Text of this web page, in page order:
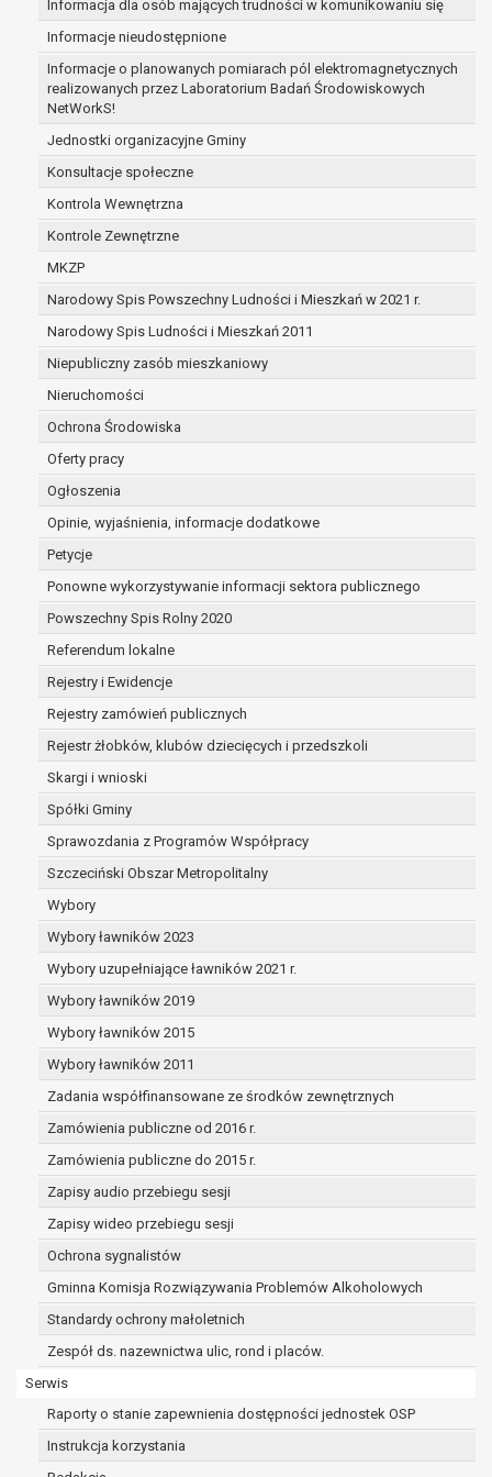
Informacja dla osób mających trudności w komunikowaniu się
Informacje nieudostępnione
Informacje o planowanych pomiarach pól elektromagnetycznych
realizowanych przez Laboratorium Badań Środowiskowych
NetWorkS!
Jednostki organizacyjne Gminy
Konsultacje społeczne
Kontrola Wewnętrzna
Kontrole Zewnętrzne
MKZP
Narodowy Spis Powszechny Ludności i Mieszkań w 2021 r.
Narodowy Spis Ludności i Mieszkań 2011
Niepubliczny zasób mieszkaniowy
Nieruchomości
Ochrona Środowiska
Oferty pracy
Ogłoszenia
Opinie, wyjaśnienia, informacje dodatkowe
Petycje
Ponowne wykorzystywanie informacji sektora publicznego
Powszechny Spis Rolny 2020
Referendum lokalne
Rejestry i Ewidencje
Rejestry zamówień publicznych
Rejestr żłobków, klubów dziecięcych i przedszkoli
Skargi i wnioski
Spółki Gminy
Sprawozdania z Programów Współpracy
Szczeciński Obszar Metropolitalny
Wybory
Wybory ławników 2023
Wybory uzupełniające ławników 2021 r.
Wybory ławników 2019
Wybory ławników 2015
Wybory ławników 2011
Zadania współfinansowane ze środków zewnętrznych
Zamówienia publiczne od 2016 r.
Zamówienia publiczne do 2015 r.
Zapisy audio przebiegu sesji
Zapisy wideo przebiegu sesji
Ochrona sygnalistów
Gminna Komisja Rozwiązywania Problemów Alkoholowych
Standardy ochrony małoletnich
Zespół ds. nazewnictwa ulic, rond i placów.
Serwis
Raporty o stanie zapewnienia dostępności jednostek OSP
Instrukcja korzystania
zabezpieczenia ewentualnych roszczeń, a w
przypadku wyrażenia zgody na przetwarzanie
danych po zakończeniu i rozliczeniu umowy, do
czasu wycofania tej zgody.
Ponadto w przypadku umów o dofinansowanie
dane osobowe od momentu pozyskania
przechowywane są przez okres wynikający z
umowy o dofinansowanie zawartej między
beneficjentem a określoną instytucją, trwałości
danego projektu i konieczności zachowania
dokumentacji projektu do celów kontrolnych.
W związku z przetwarzaniem przez
administratora danych osobowych przysługuje
Pani/Panu:
prawo dostępu do treści danych oraz
otrzymywania ich kopii na podstawie art. 15
RODO;
prawo do żądania sprostowania danych na
w przypadku gdy:
dane są nieprawidłowe lub
niekompletne;
osobowych (tzw. prawo do bycia
zapomnianym) na podstawie art. 17 RODO,
w przypadku gdy:
dane nie są już niezbędne do celów,
sposób przetwarzane,
osoba, której dane dotyczą, wniosła
sprzeciw wobec przetwarzania
osoba, której dane dotyczą wycofała
osobowych, która jest podstawą
przetwarzania danych i nie ma innej
podstawy prawnej przetwarzania
dane osobowe przetwarzane są
niezgodnie z prawem,
dane osobowe muszą być usunięte w
celu wywiązania się z obowiązku
wynikającego z przepisów prawa;
prawo do żądania ograniczenia
przetwarzania danych osobowych na
podstawie art. 18 RODO, w przypadku gdy:
osoba, której dane dotyczą
kwestionuje prawidłowość danych
osobowych – na okres pozwalający
administratorowi sprawdzić
prawidłowość tych danych,
przetwarzanie danych jest niezgodne
z prawem, a osoba, której dane
dotyczą, sprzeciwia się usunięciu
danych, żądając w zamian ich
ograniczenia,
której dane dotyczą, potrzebuje ich do
ustalenia, obrony lub dochodzenia